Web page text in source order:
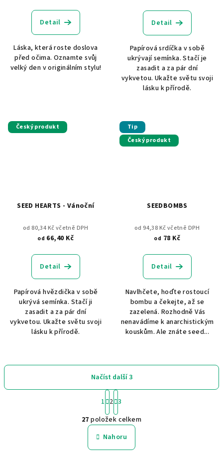
Detail
Láska, která roste doslova
před očima. Oznamte svůj
velký den v originálním stylu!
Detail
Papírová srdíčka v sobě
ukrývají semínka. Stačí je
zasadit a za pár dní
vykvetou. Ukažte světu svoji
lásku k přírodě.
Český produkt
SEED HEARTS - Vánoční
od 80,34 Kč včetně DPH
od 66,40 Kč
Detail
Papírová hvězdička v sobě
ukrývá semínka. Stačí ji
zasadit a za pár dní
vykvetou. Ukažte světu svoji
lásku k přírodě.
Tip
Český produkt
SEEDBOMBS
od 94,38 Kč včetně DPH
od 78 Kč
Detail
Navlhčete, hoďte rostoucí
bombu a čekejte, až se
zazelená. Rozhodně Vás
nenavádíme k anarchistickým
kouskům. Ale znáte seed...
O
v
l
á
Načíst další 3
S
t
r
á
n
k
o
1 2 3
27 položek celkem
Nahoru